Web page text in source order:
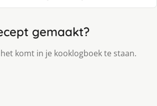
gemaakt?
komt in je kooklogboek te staan.